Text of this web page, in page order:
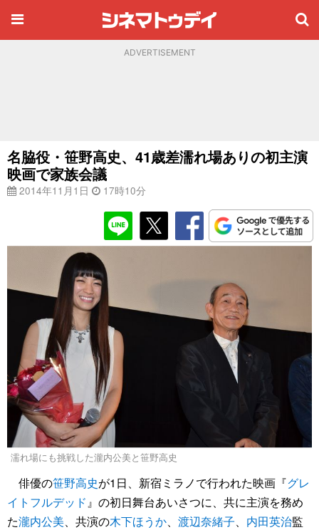
ADVERTISEMENT
名脇役・笹野高史、41歳差濡れ場ありの初主演
映画で家族会議
2014年11月1日 17時10分
濡れ場にも挑戦した瀧内公美と笹野高史
俳優の笹野高史が1日、新宿ミラノで行われた映画『グレ
イトフルデッド 』の初日舞台あいさつに、共に主演を務め
た瀧内公美 、共演の木下ほうか 渡辺奈緒子 内田英治監